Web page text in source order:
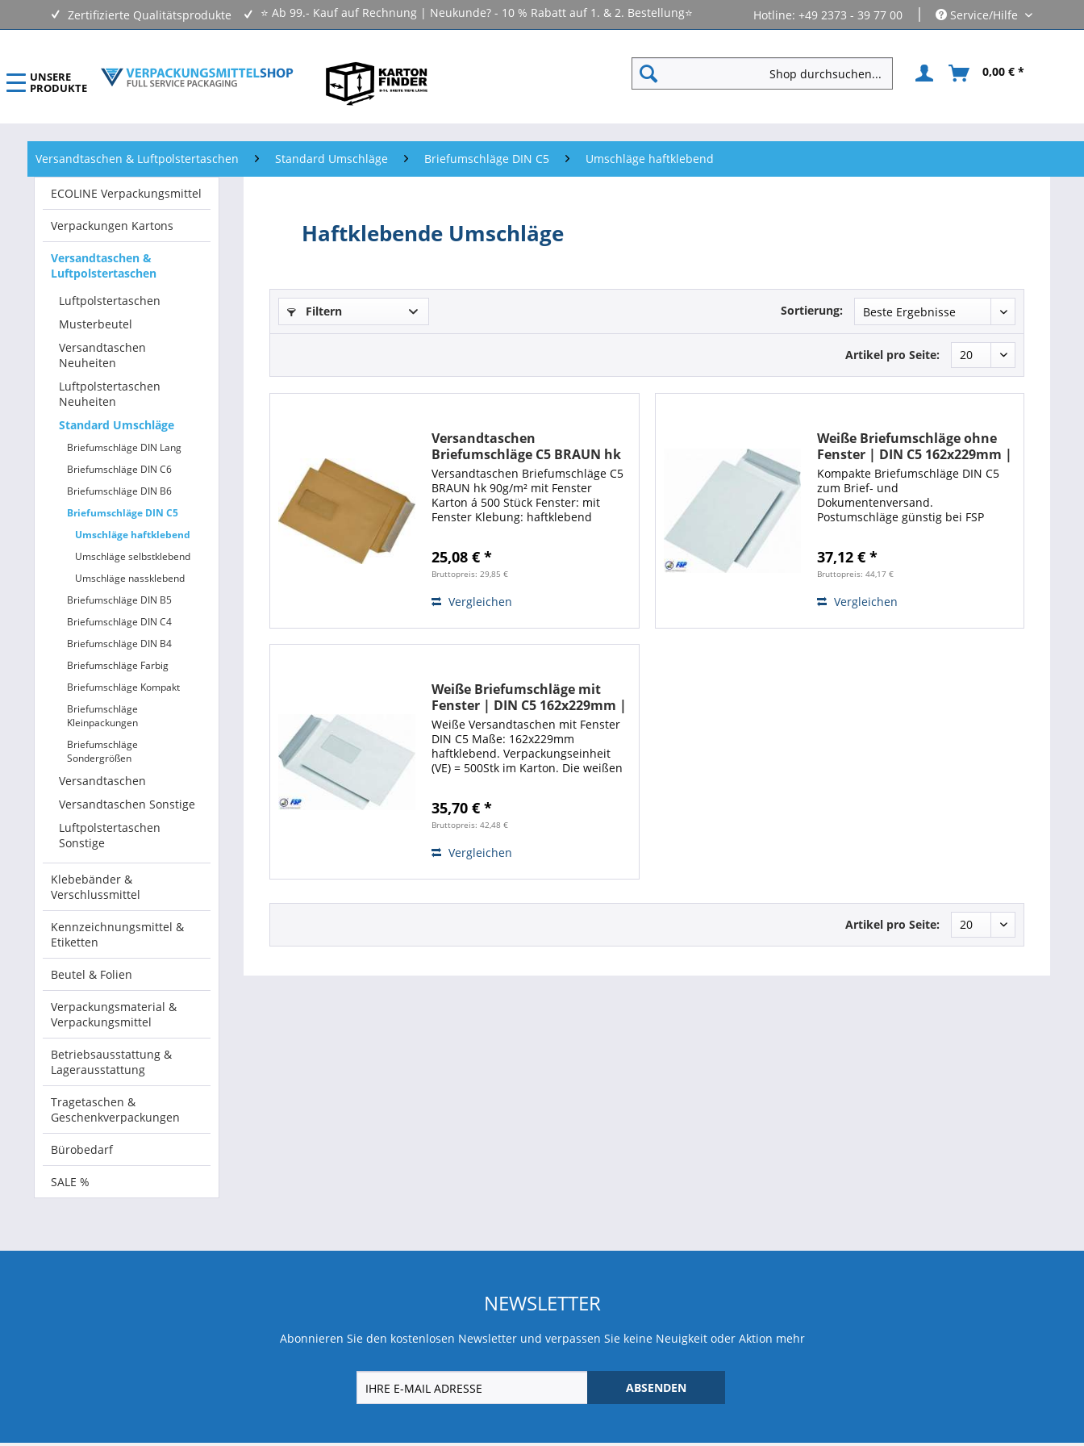
Zertifizierte Qualitätsprodukte ⭐ Ab 99.- Kauf auf Rechnung | Neukunde? - 10 % Rabatt auf 1. & 2. Bestellung⭐ Hotline: +49 2373 - 39 77 00 | Service/Hilfe
UNSERE
PRODUKTE
0,00 € *
ECOLINE Verpackungsmittel
Verpackungen Kartons
Versandtaschen & Luftpolstertaschen
Klebebänder & Verschlussmittel
Beutel & Folien
Verpackungsmaterial & Verpackungsmittel
Betriebsausstattung & Lagerausstattung
Tragetaschen & Geschenkverpackungen
Bürobedarf
Versandtaschen & Luftpolstertaschen Standard Umschläge Briefumschläge DIN C5 Umschläge haftklebend
ECOLINE Verpackungsmittel
Verpackungen Kartons
Versandtaschen &
Luftpolstertaschen
Luftpolstertaschen
Musterbeutel
Versandtaschen
Neuheiten
Luftpolstertaschen
Neuheiten
Standard Umschläge
Briefumschläge DIN Lang
Briefumschläge DIN C6
Briefumschläge DIN B6
Briefumschläge DIN C5
Umschläge haftklebend
Umschläge selbstklebend
Umschläge nassklebend
Briefumschläge DIN B5
Briefumschläge DIN C4
Briefumschläge DIN B4
Briefumschläge Farbig
Briefumschläge Kompakt
Briefumschläge
Kleinpackungen
Briefumschläge
Sondergrößen
Versandtaschen
Versandtaschen Sonstige
Luftpolstertaschen
Sonstige
Klebebänder &
Verschlussmittel
Kennzeichnungsmittel &
Etiketten
Beutel & Folien
Verpackungsmaterial &
Verpackungsmittel
Betriebsausstattung &
Lagerausstattung
Tragetaschen &
Geschenkverpackungen
Bürobedarf
SALE %
Haftklebende Umschläge
Filtern Sortierung:
Artikel pro Seite:
Versandtaschen
Briefumschläge C5 BRAUN hk
90g/m² mit Fenster Karton á
500 Stück
Versandtaschen Briefumschläge C5
BRAUN hk 90g/m² mit Fenster
Karton á 500 Stück Fenster: mit
Fenster Klebung: haftklebend
Natron Farbe: braun
25,08 € *
Bruttopreis: 29,85 €
Vergleichen
Weiße Briefumschläge ohne
Fenster | DIN C5 162x229mm |
Haftklebend | 500 Stück
Kompakte Briefumschläge DIN C5
zum Brief- und
Dokumentenversand.
Postumschläge günstig bei FSP
Maße: 162x229mm haftklebend.
Verpackungseinheit (VE) = 500Stk im
37,12 € *
Bruttopreis: 44,17 €
Vergleichen
Weiße Briefumschläge mit
Fenster | DIN C5 162x229mm |
Haftklebend | 500 Stück
Weiße Versandtaschen mit Fenster
DIN C5 Maße: 162x229mm
haftklebend. Verpackungseinheit
(VE) = 500Stk im Karton. Die weißen
Dank den hochwertigen
Versandtaschen ist Ihre...
35,70 € *
Bruttopreis: 42,48 €
Vergleichen
Artikel pro Seite:
NEWSLETTER
Abonnieren Sie den kostenlosen Newsletter und verpassen Sie keine Neuigkeit oder Aktion mehr
ABSENDEN